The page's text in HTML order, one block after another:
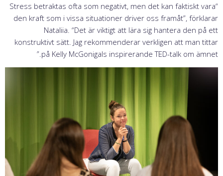
“Stress betraktas ofta som negativt, men det kan faktiskt vara
den kraft som i vissa situationer driver oss framåt”, förklarar
Nataliia. “Det är viktigt att lära sig hantera den på ett
konstruktivt sätt. Jag rekommenderar verkligen att man tittar
på Kelly McGonigals inspirerande TED-talk om ämnet.”